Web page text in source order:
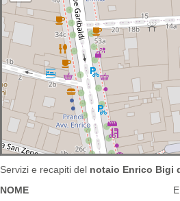
Servizi e recapiti del notaio Enrico Bigi
NOME